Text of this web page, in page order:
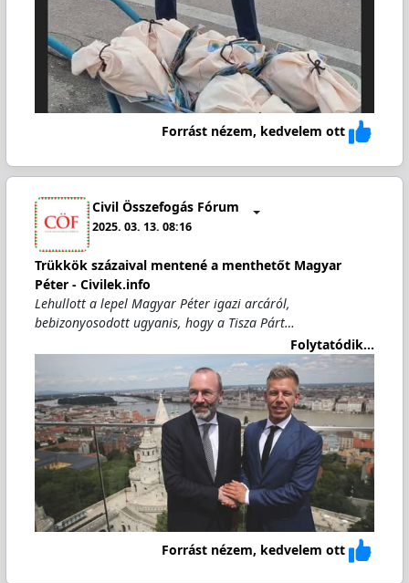
Forrást nézem, kedvelem ott
Civil Összefogás Fórum
2025. 03. 13. 08:16
Trükkök százaival mentené a menthetőt Magyar
Péter - Civilek.info
Lehullott a lepel Magyar Péter igazi arcáról,
bebizonyosodott ugyanis, hogy a Tisza Párt…
Folytatódik...
Forrást nézem, kedvelem ott